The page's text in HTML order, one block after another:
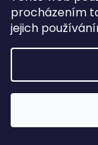
procházením
jejich
D
p
u
Copyright